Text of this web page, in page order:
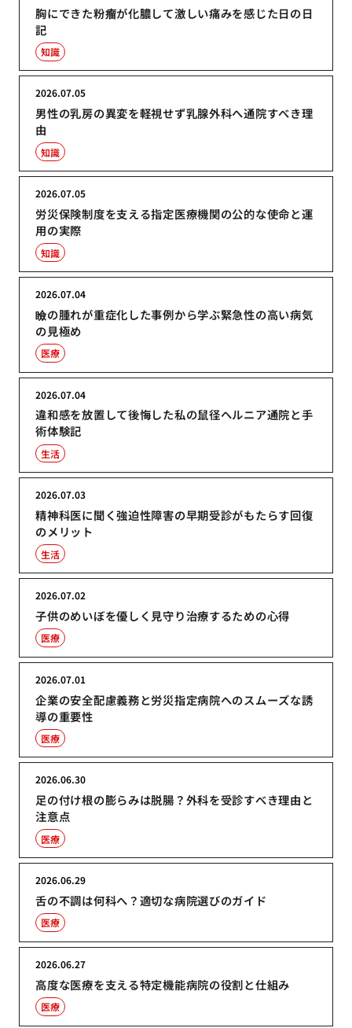
胸にできた粉瘤が化膿して激しい痛みを感じた日の日
記
知識
男性の乳房の異変を軽視せず乳腺外科へ通院すべき理
由
2026.07.05
知識
労災保険制度を支える指定医療機関の公的な使命と運
用の実際
2026.07.05
知識
瞼の腫れが重症化した事例から学ぶ緊急性の高い病気
の見極め
2026.07.04
医療
違和感を放置して後悔した私の鼠径ヘルニア通院と手
術体験記
2026.07.04
生活
精神科医に聞く強迫性障害の早期受診がもたらす回復
のメリット
2026.07.03
生活
子供のめいぼを優しく見守り治療するための心得
2026.07.02
医療
企業の安全配慮義務と労災指定病院へのスムーズな誘
導の重要性
2026.07.01
医療
足の付け根の膨らみは脱腸？外科を受診すべき理由と
注意点
2026.06.30
医療
舌の不調は何科へ？適切な病院選びのガイド
2026.06.29
医療
高度な医療を支える特定機能病院の役割と仕組み
2026.06.27
医療